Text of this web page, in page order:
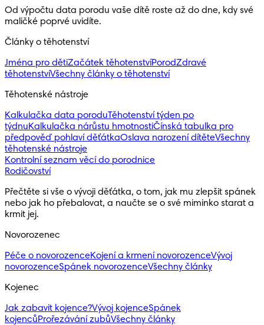
Od výpočtu data porodu vaše dítě roste až do dne, kdy své
maličké poprvé uvidíte.
Články o těhotenství
Jména pro dětiZačátek těhotenstvíPorodZdravé
těhotenstvíVšechny články o těhotenství
Těhotenské nástroje
Kalkulačka data poroduTěhotenství týden po
týdnuKalkulačka nárůstu hmotnostiČínská tabulka pro
předpověď pohlaví děťátkaOslava narození dítěteVšechny
těhotenské nástroje
Kontrolní seznam věcí do porodnice
Rodičovství
Přečtěte si vše o vývoji děťátka, o tom, jak mu zlepšit spánek
nebo jak ho přebalovat, a naučte se o své miminko starat a
krmit jej.
Novorozenec
Péče o novorozenceKojení a krmení novorozenceVývoj
novorozenceSpánek novorozenceVšechny články
Kojenec
Jak zabavit kojence?Vývoj kojenceSpánek
kojencůProřezávání zubůVšechny články